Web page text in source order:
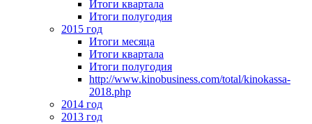
Итоги квартала
Итоги полугодия
2015 год
Итоги месяца
Итоги квартала
Итоги полугодия
http://www.kinobusiness.com/total/kinokassa-
2018.php
2014 год
2013 год